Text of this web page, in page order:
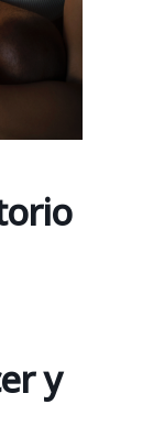
y